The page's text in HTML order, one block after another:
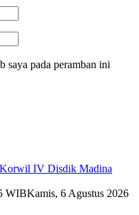
saya pada peramban ini
IV Disdik Madina
WIBKamis, 6 Agustus 2026